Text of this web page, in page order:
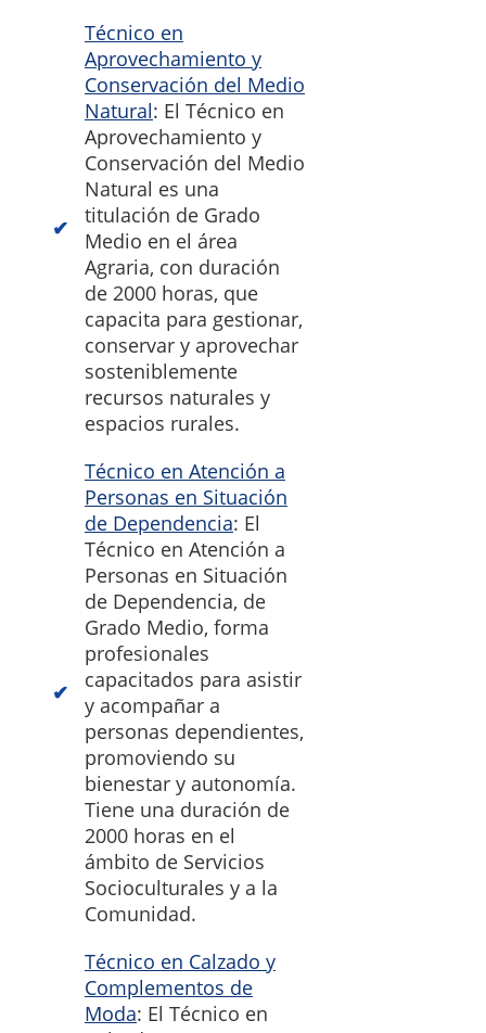
Técnico en
Aprovechamiento y
Conservación del Medio
Natural: El Técnico en
Aprovechamiento y
Conservación del Medio
Natural es una
titulación de Grado
Medio en el área
Agraria, con duración
de 2000 horas, que
capacita para gestionar,
conservar y aprovechar
sosteniblemente
recursos naturales y
espacios rurales.
Técnico en Atención a
Personas en Situación
de Dependencia: El
Técnico en Atención a
Personas en Situación
de Dependencia, de
Grado Medio, forma
profesionales
capacitados para asistir
y acompañar a
personas dependientes,
promoviendo su
bienestar y autonomía.
Tiene una duración de
2000 horas en el
ámbito de Servicios
Socioculturales y a la
Comunidad.
Técnico en Calzado y
Complementos de
Moda: El Técnico en